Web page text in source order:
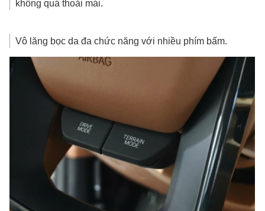
không quá thoải mái.
Vô lăng bọc da đa chức năng với nhiều phím bấm.